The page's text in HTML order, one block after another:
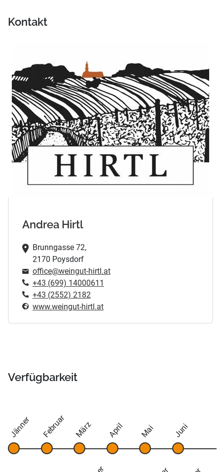
Kontakt
Andrea Hirtl
Brunngasse 72,
2170 Poysdorf
office@weingut-hirtl.at
+43 (699) 14000611
+43 (2552) 2182
www.weingut-hirtl.at
Verfügbarkeit
Jänner Februar März April Mai Juni